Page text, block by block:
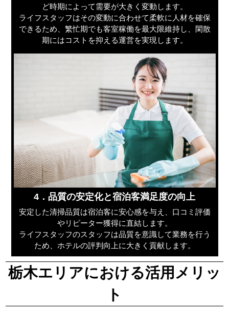
ど時期によって需要が大きく変動します。
ライフスタッフはその変動に合わせて柔軟に人材を確保
できるため、繁忙期でも客室稼働を最大限維持し、閑散
期にはコストを抑える運営を実現します。
4．品質の安定化と宿泊客満足度の向上
安定した清掃品質は宿泊客に安心感を与え、口コミ評価
やリピーター獲得に直結します。
ライフスタッフのスタッフは品質を意識して業務を行う
ため、ホテルの評判向上に大きく貢献します。
栃木エリアにおける活用メリッ
ト